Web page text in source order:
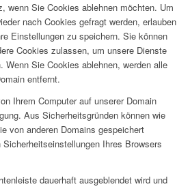
wenn Sie Cookies ablehnen möchten. Um
nach Cookies gefragt werden, erlauben
Einstellungen zu speichern. Sie können
Cookies zulassen, um unsere Dienste
Sie Cookies ablehnen, werden alle
entfernt.
Ihrem Computer auf unserer Domain
Aus Sicherheitsgründen können wie
von anderen Domains gespeichert
Ihres Browsers
dauerhaft ausgeblendet wird und